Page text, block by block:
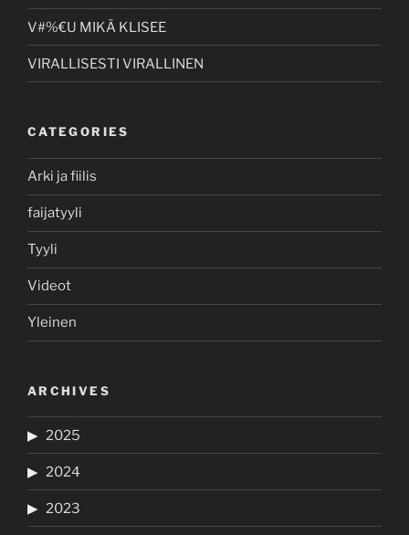
V#%€U MIKÄ KLISEE
VIRALLISESTI VIRALLINEN
CATEGORIES
Arki ja fiilis
faijatyyli
Tyyli
Videot
Yleinen
ARCHIVES
2025
2024
2023